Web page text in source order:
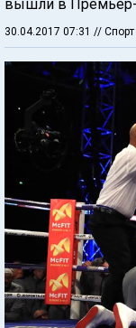
вышли в Премьер-
30.04.2017 07:31 // Спорт